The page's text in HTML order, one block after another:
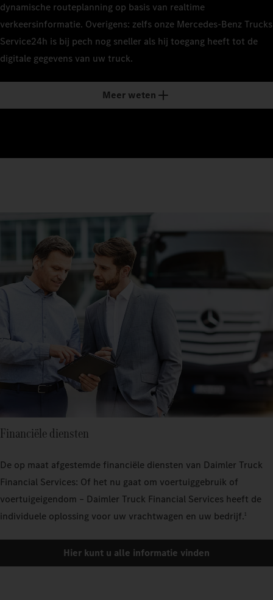
dynamische routeplanning op basis van realtime
verkeersinformatie. Overigens: zelfs onze Mercedes‑Benz Trucks
Service24h is bij pech nog sneller als hij toegang heeft tot de
digitale gegevens van uw truck.
Meer weten
Financiële diensten
De op maat afgestemde financiële diensten van Daimler Truck
Financial Services: Of het nu gaat om voertuiggebruik of
voertuigeigendom – Daimler Truck Financial Services heeft de
individuele oplossing voor uw vrachtwagen en uw bedrijf.1
Hier kunt u alle informatie vinden